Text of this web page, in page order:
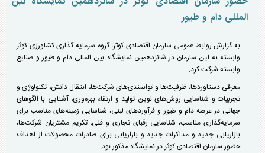
المللی دام و طیور
به گزارش روابط عمومی سازمان اقتصادی کوثر، گروه سرمایه گذاری کشاورزی کوثر
وابسته به این سازمان در شانزدهمین نمایشگاه بین المللی دام و طیور و صنایع
وابسته شرکت کرد.
معرفی دستاوردها، ظرفیت‌ها و توانمندی‌های شرکت‌ها، انتقال دانش، تکنولوژی و
تجربیات و شناسایی روش‌های نوین تولید و ارتقاء بهره‌وری، آشنایی با الگوهای
جهانی در عرصه دام و طیور و فرآوردهای لبنی، شناسایی زمینه‌های مناسب برای
سرمایه‌گذاری مناسب، شناسایی رقبای تجاری و فنی، تکریم مشتریان شرکت‌ها،
بازاریابی جدید و مذاکرات جدید و بازاریابی برای صادرات محصولات از اهداف
حضور سازمان اقتصادی کوثر در نمایشگاه مذکور بود.